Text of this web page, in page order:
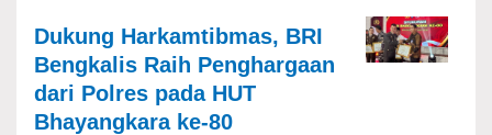
Dukung Harkamtibmas, BRI
Bengkalis Raih Penghargaan
dari Polres pada HUT
Bhayangkara ke-80